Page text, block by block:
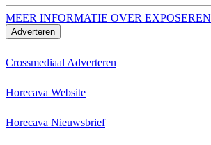
MEER INFORMATIE OVER EXPOSEREN
Adverteren
Crossmediaal Adverteren
Horecava Website
Horecava Nieuwsbrief